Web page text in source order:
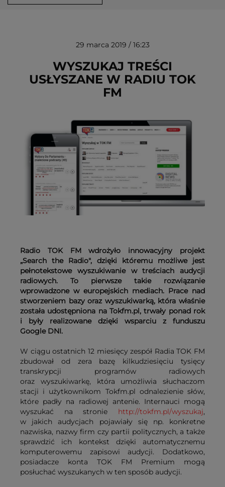
29 marca 2019 / 16:23
WYSZUKAJ TREŚCI
USŁYSZANE W RADIU TOK
FM
Radio TOK FM wdrożyło innowacyjny projekt
„Search the Radio", dzięki któremu możliwe jest
pełnotekstowe wyszukiwanie w treściach audycji
radiowych. To pierwsze takie rozwiązanie
wprowadzone w europejskich mediach. Prace nad
stworzeniem bazy oraz wyszukiwarką, która właśnie
została udostępniona na Tokfm.pl, trwały ponad rok
i były realizowane dzięki wsparciu z funduszu
Google DNI.
W ciągu ostatnich 12 miesięcy zespół Radia TOK FM
zbudował od zera bazę kilkudziesięciu tysięcy
transkrypcji programów radiowych
oraz wyszukiwarkę, która umożliwia słuchaczom
stacji i użytkownikom Tokfm.pl odnalezienie słów,
które padły na radiowej antenie. Internauci mogą
wyszukać na stronie http://tokfm.pl/wyszukaj,
w jakich audycjach pojawiały się np. konkretne
nazwiska, nazwy firm czy partii politycznych, a także
sprawdzić ich kontekst dzięki automatycznemu
komputerowemu zapisowi audycji. Dodatkowo,
posiadacze konta TOK FM Premium mogą
posłuchać wyszukanych w ten sposób audycji.